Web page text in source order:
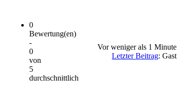
0
Bewertung(en)
-
0
von
5
durchschnittlich
Vor weniger als 1 Minute
Letzter Beitrag: Gast